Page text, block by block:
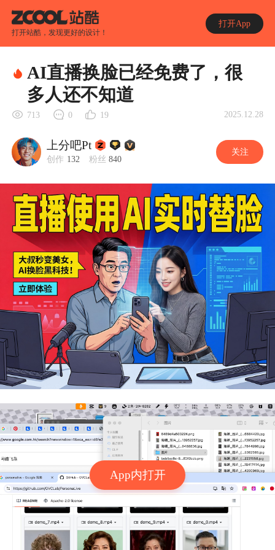
打开站酷，发现更好的设计！
打开App
App内打开
AI直播换脸已经免费了，很
多人还不知道
713 0 19 2025.12.28
上分吧Pt
创作 132 粉丝 840
关注